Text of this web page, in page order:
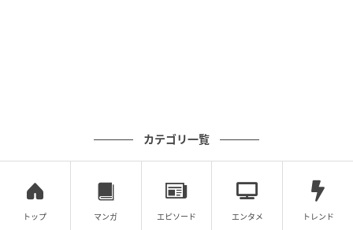
エキサイトニュース
元記事で読む
カテゴリ一覧
トップ マンガ エピソード エンタメ トレンド